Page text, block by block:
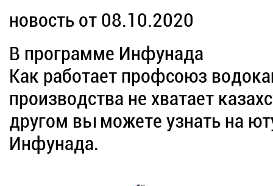
новость от 08.10.2020
В программе Инфунада
Как работает профсоюз
производства не хватает
другом вы можете узнать на
Инфунада.